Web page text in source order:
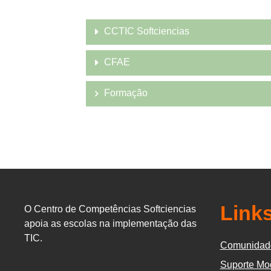
CCTIC Softciencias
CFAE
Formação
O Centro de Competências Softciencias
apoia as escolas na implementação das
TIC.
Suporte